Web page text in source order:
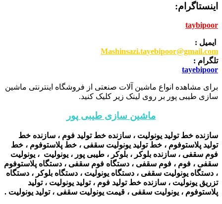
اینستاگرام:
taybipoor
ایمیل :
Mashinsazi.tayebipoor@gmail.com
تلگرام :
tayebipoor
برای مشاهده انواع ماشین آلات صنعتی از فروشگاه اینترنتی ماشین
سازی طیبی پور بر روی لینک زیر کلیک کنید.
ماشین سازی طیبی پور
سازنده خط تولید یونولیت ، سازنده خط تولید فوم ، سازنده خط
تولید پلاستوفوم ، خط تولید یونولیت سقفی ، خط پلاستوفوم ، خط
فوم سقفی ، سازنده بلوکر ، بلوکر ، طیبی پور ، یونولیت ، یونولیت
سقفی ، فوم ، فوم سقفی ، دستگاه فوم سقفی ، دستگاه پلاستوفوم
، دستگاه یونولیت سقفی ، دستگاه یونولیت ، دستگاه بلوکر ، دستگاه
تزریق یونولیت ، سازنده خط تولید فوم ، تولید یونولیت ، تولید
پلاستوفوم ، یونولیت سقفی ، قیمت یونولیت سقفی ، تولید یونولیت .